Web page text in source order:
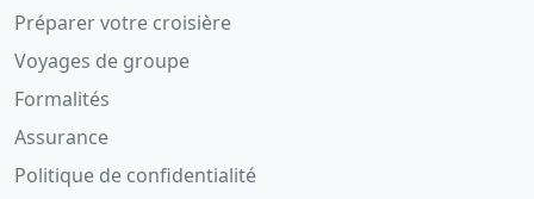
Préparer votre croisière
Voyages de groupe
Formalités
Assurance
Politique de confidentialité